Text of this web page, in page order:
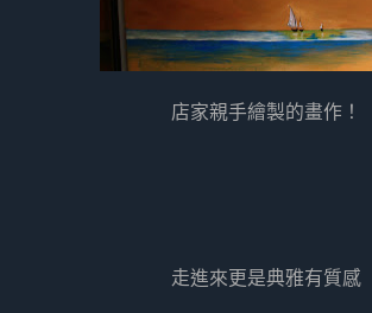
店家親手繪製的畫作！
走進來更是典雅有質感